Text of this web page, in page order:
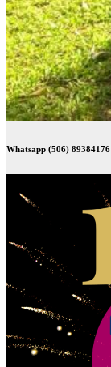
Whatsapp (506) 89384176